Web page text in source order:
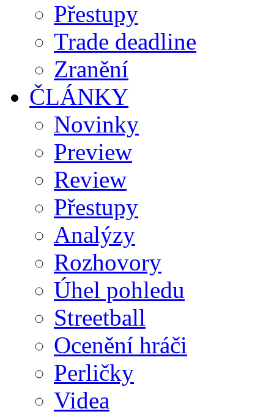
Přestupy
Trade deadline
Zranění
ČLÁNKY
Novinky
Preview
Review
Přestupy
Analýzy
Rozhovory
Úhel pohledu
Streetball
Ocenění hráči
Perličky
Videa